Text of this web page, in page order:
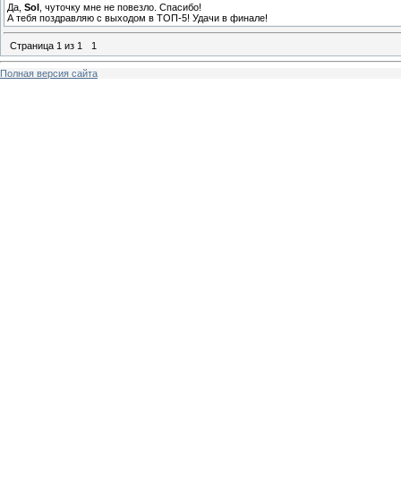
Да, Sol
, чуточку мне не повезло. Спасибо!
А тебя поздравляю с выходом в ТОП-5! Удачи в финале!
Страница 1 из 1 1
Полная версия сайта